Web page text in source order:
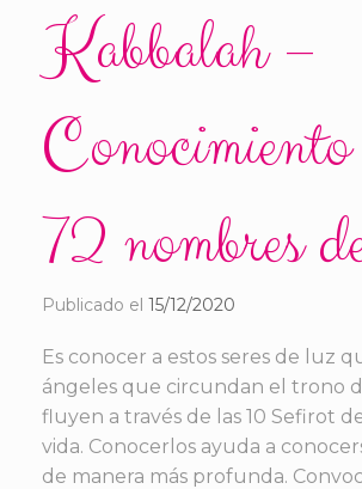
Kabbalah –
72 nombres
Publicado el 15/12/2020
Es conocer a estos seres de luz
ángeles que circundan el trono
fluyen a través de las 10 Sefirot
vida. Conocerlos ayuda a
de manera más profunda.